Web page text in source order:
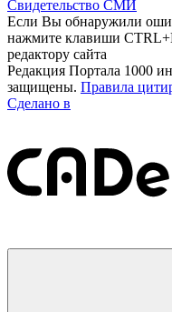
Свидетельство СМИ
Если Вы обнаружили
нажмите клавиши
редактору сайта
Редакция Портала 1000
защищены. Правила
Сделано в